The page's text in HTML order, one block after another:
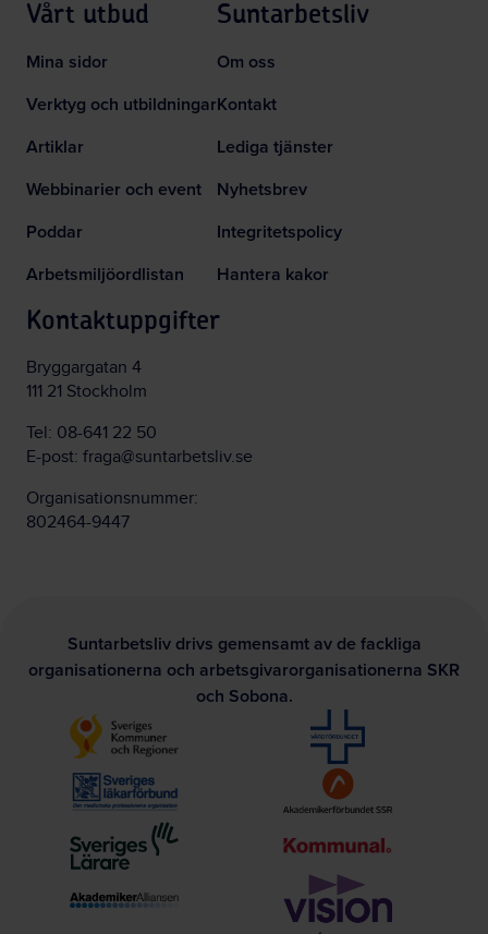
Vårt utbud
Mina sidor
Verktyg och utbildningar
Artiklar
Webbinarier och event
Poddar
Arbetsmiljöordlistan
Suntarbetsliv
Om oss
Kontakt
Lediga tjänster
Nyhetsbrev
Integritetspolicy
Hantera kakor
Kontaktuppgifter
Bryggargatan 4
111 21 Stockholm
Tel: 08-641 22 50
E-post: fraga@suntarbetsliv.se
Organisationsnummer:
802464-9447
Suntarbetsliv drivs gemensamt av de fackliga
organisationerna och arbetsgivarorganisationerna SKR
och Sobona.